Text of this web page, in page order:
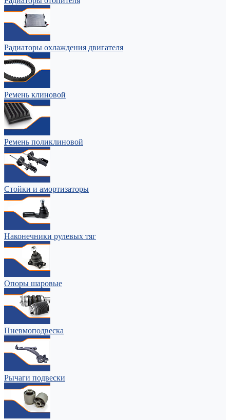
Радиаторы охлаждения двигателя
Ремень клиновой
Ремень поликлиновой
Стойки и амортизаторы
Наконечники рулевых тяг
Опоры шаровые
Пневмоподвеска
Рычаги подвески